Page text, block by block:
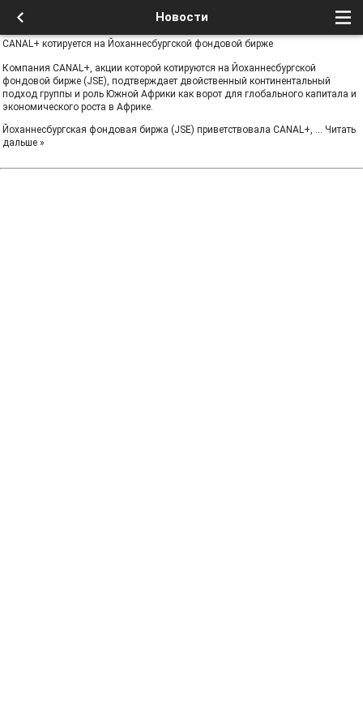
Новости
CANAL+ котируется на Йоханнесбургской фондовой бирже
Компания CANAL+, акции которой котируются на Йоханнесбургской
фондовой бирже (JSE), подтверждает двойственный континентальный
подход группы и роль Южной Африки как ворот для глобального капитала и
экономического роста в Африке.
Йоханнесбургская фондовая биржа (JSE) приветствовала CANAL+, ... Читать
дальше »